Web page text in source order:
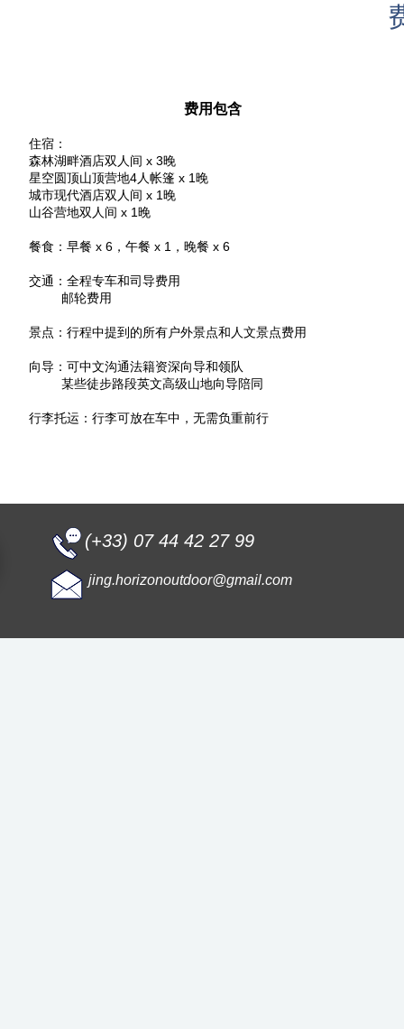
费用包含
住宿：
森林湖畔酒店双人间 x 3晚
星空圆顶山顶营地4人帐篷 x 1晚
城市现代酒店双人间 x 1晚
山谷营地双人间 x 1晚
餐食：早餐 x 6，午餐 x 1，晚餐 x 6
交通：全程专车和司导费用
邮轮费用
景点：行程中提到的所有户外景点和人文景点费用
向导：可中文沟通法籍资深向导和领队
某些徒步路段英文高级山地向导陪同
行李托运：行李可放在车中，无需负重前行
(+33) 07 44 42 27 99
jing.horizonoutdoor@gmail.com